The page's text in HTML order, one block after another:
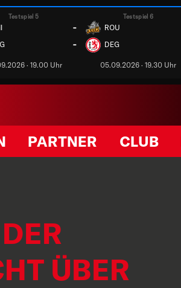
Testspiel 5
-
-
· 19.00 Uhr
Testspiel 6
ROU
DEG
05.09.2026 · 19.30 Uhr
PARTNER CLUB
ÜBER